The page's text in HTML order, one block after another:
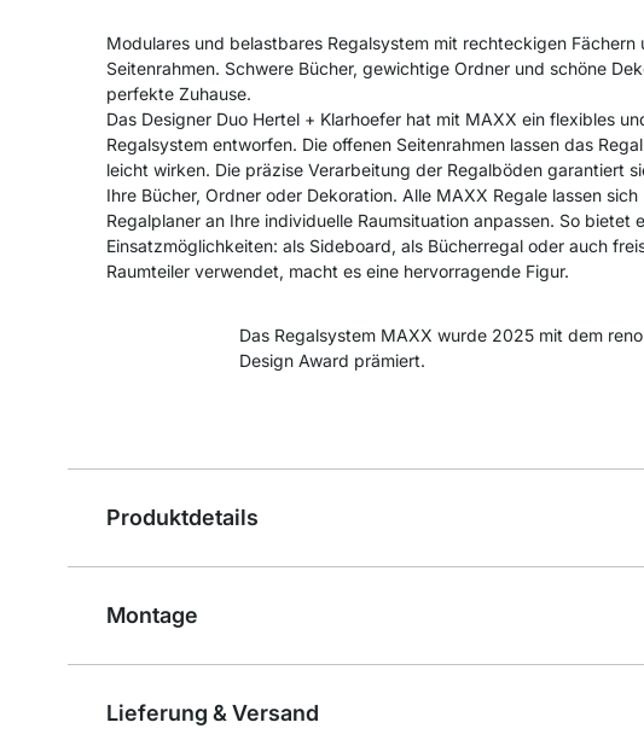
Modulares und belastbares Regalsystem mit rechteckigen Fächern
Seitenrahmen. Schwere Bücher, gewichtige Ordner und schöne
perfekte Zuhause.
Das Designer Duo Hertel + Klarhoefer hat mit MAXX ein flexibles
Regalsystem entworfen. Die offenen Seitenrahmen lassen das
leicht wirken. Die präzise Verarbeitung der Regalböden garantiert
Ihre Bücher, Ordner oder Dekoration. Alle MAXX Regale lassen
Regalplaner an Ihre individuelle Raumsituation anpassen. So bietet
Einsatzmöglichkeiten: als Sideboard, als Bücherregal oder auch
Raumteiler verwendet, macht es eine hervorragende Figur.
Das Regalsystem MAXX wurde 2025 mit dem
Design Award prämiert.
Produktdetails
Montage
Lieferung & Versand